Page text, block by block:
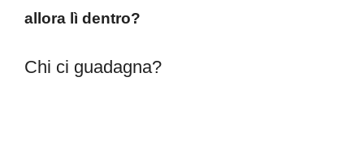
allora lì dentro?
Chi ci guadagna?